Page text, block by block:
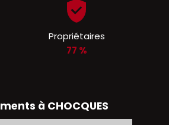
Propriétaires
77 %
à CHOCQUES